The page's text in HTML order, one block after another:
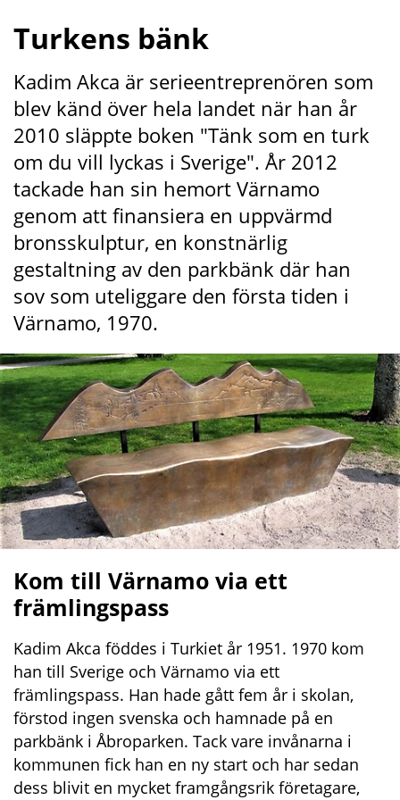
Turkens bänk
Kadim Akca är serieentreprenören som
blev känd över hela landet när han år
2010 släppte boken "Tänk som en turk
om du vill lyckas i Sverige". År 2012
tackade han sin hemort Värnamo
genom att finansiera en uppvärmd
bronsskulptur, en konstnärlig
gestaltning av den parkbänk där han
sov som uteliggare den första tiden i
Värnamo, 1970.
Kom till Värnamo via ett
främlingspass
Kadim Akca föddes i Turkiet år 1951. 1970 kom
han till Sverige och Värnamo via ett
främlingspass. Han hade gått fem år i skolan,
förstod ingen svenska och hamnade på en
parkbänk i Åbroparken. Tack vare invånarna i
kommunen fick han en ny start och har sedan
dess blivit en mycket framgångsrik företagare,